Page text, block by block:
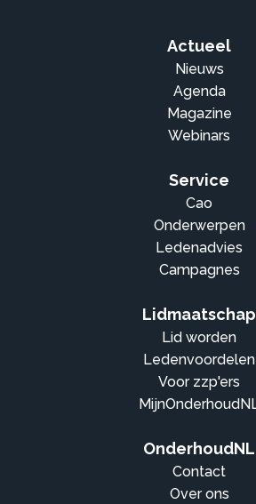
Actueel
Nieuws
Agenda
Magazine
Webinars
Service
Cao
Onderwerpen
Ledenadvies
Campagnes
Lidmaatschap
Lid worden
Ledenvoordelen
Voor zzp'ers
OnderhoudNL
Contact
Over ons